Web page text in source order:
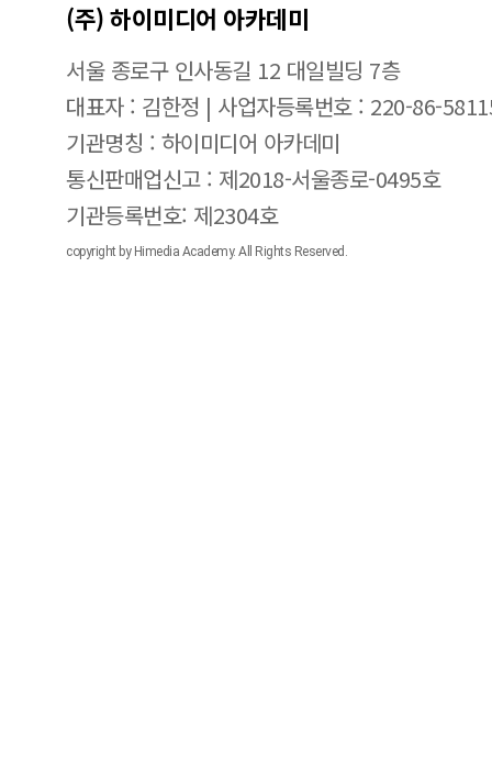
(주) 하이미디어 아카데미
서울 종로구 인사동길 12 대일빌딩 7층
대표자 : 김한정 | 사업자등록번호 : 220-86-
기관명칭 : 하이미디어 아카데미
통신판매업신고 : 제2018-서울종로-0495호
기관등록번호: 제2304호
copyright by Himedia Academy. All Rights Reserved.